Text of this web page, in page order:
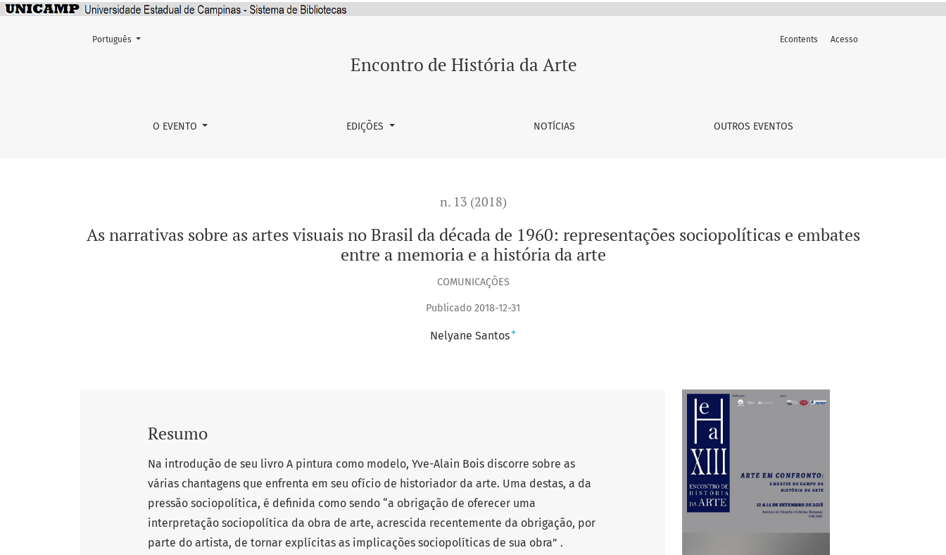
As narrativas sobre as artes visuais no Brasil da década de 1960: representações sociopolíticas e embates entre a memoria e a história da arte
Encontro de História da Arte
O EVENTO EDIÇÕES NOTÍCIAS OUTROS EVENTOS
Econtents Acesso
Mudar o idioma. O atual é:
Português
n. 13 (2018)
As narrativas sobre as artes visuais no Brasil da década de 1960: representações sociopolíticas e embates
entre a memoria e a história da arte
COMUNICAÇÕES
Publicado 2018-12-31
Nelyane Santos+
Resumo
Na introdução de seu livro A pintura como modelo, Yve-Alain Bois discorre sobre as
várias chantagens que enfrenta em seu ofício de historiador da arte. Uma destas, a da
pressão sociopolítica, é definida como sendo “a obrigação de oferecer uma
interpretação sociopolítica da obra de arte, acrescida recentemente da obrigação, por
parte do artista, de tornar explícitas as implicações sociopolíticas de sua obra” .